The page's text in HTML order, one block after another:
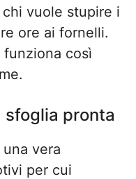
vuole stupire i
ore ai fornelli.
così
pronta
vera
per cui